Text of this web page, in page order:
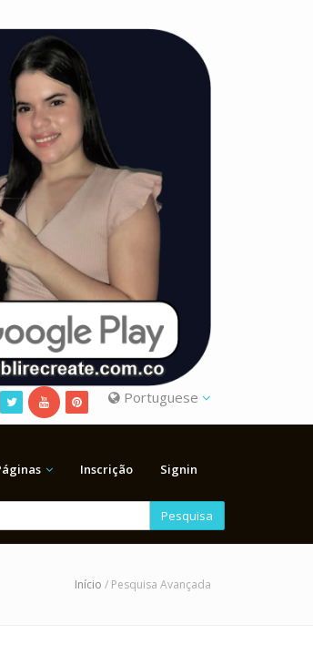
Portuguese
Inscrição Signin
Pesquisa
Início / Pesquisa Avançada